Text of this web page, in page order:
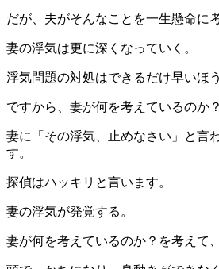
だが、夫がそんなことを一生懸命に
妻の浮気は更に深くなっていく。
浮気問題の対処はできるだけ早いほ
ですから、妻が何を考えているのか
妻に「その浮気、止めなさい」と言
す。
探偵はハッキリと言います。
妻の浮気が発覚する。
妻が何を考えているのか？を考えて、